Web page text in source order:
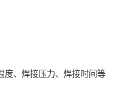
度、焊接压力、焊接时间等